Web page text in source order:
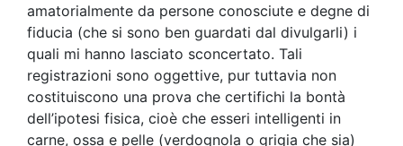
amatorialmente da persone conosciute e degne di
fiducia (che si sono ben guardati dal divulgarli) i
quali mi hanno lasciato sconcertato. Tali
registrazioni sono oggettive, pur tuttavia non
costituiscono una prova che certifichi la bontà
dell’ipotesi fisica, cioè che esseri intelligenti in
carne, ossa e pelle (verdognola o grigia che sia)